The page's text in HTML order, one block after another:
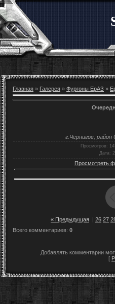
Главная » Галерея » Фургоны ЕрАЗ »
г.Чернигов,
Просмотров:
Дата :
Просмотреть
« Предыдущая | 26 27
Всего комментариев: 0
Добавлять комментарии
[